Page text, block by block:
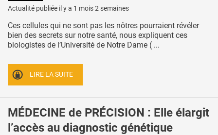
Actualité publiée il y a 1 mois 2 semaines
Ces cellules qui ne sont pas les nôtres pourraient révéler
bien des secrets sur notre santé, nous expliquent ces
biologistes de l’Université de Notre Dame ( ...
LIRE LA SUITE
MÉDECINE de PRÉCISION : Elle élargit
l’accès au diagnostic génétique